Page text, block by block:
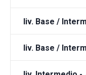
liv. Base /
liv. Base /